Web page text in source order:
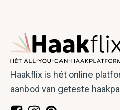
Haakflix is hét online
aanbod van geteste